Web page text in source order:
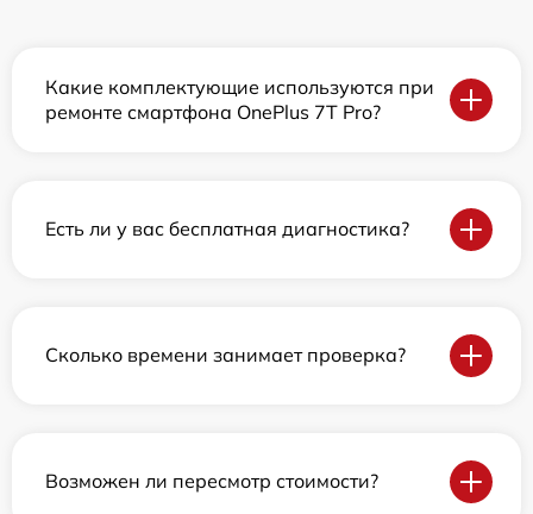
Какие комплектующие используются при
ремонте смартфона OnePlus 7T Pro?
Есть ли у вас бесплатная диагностика?
Сколько времени занимает проверка?
Возможен ли пересмотр стоимости?